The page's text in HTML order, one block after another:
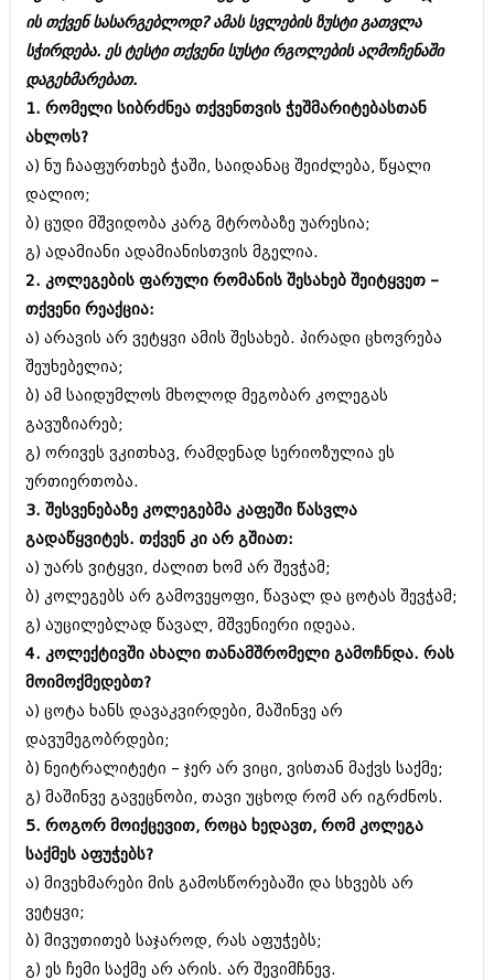
კულინარია
ავტორჩევები
ბელადები
ბიზნესსიახლეები
თემიდას სასწორი
იუმორი
კალეიდოსკოპი
ჰოროსკოპი და შეუცნობელი
კრიმინალი
რომანი და დეტექტივი
სახალისო ამბები
შოუბიზნესი
დაიჯესტი
ქალი და მამაკაცი
ისტორია
სხვადასხვა
ანონსი
არქივი
ივლისი 2018 (223)
ივნისი 2018 (244)
მაისი 2018 (211)
თებერვალი 2018 (208)
იანვარი 2018 (215)
ბიზნესსიახლეები
გვარები
თემიდას სასწორი
იუმორი
კალეიდოსკოპი
ჰოროსკოპი და შეუცნობელი
კრიმინალი
რომანი და დეტექტივი
სახალისო ამბები
შოუბიზნესი
დაიჯესტი
ქალი და მამაკაცი
ისტორია
სხვადასხვა
ანონსი
არქივი
ნოემბერი 2020 (103)
ოქტომბერი 2020 (209)
სექტემბერი 2020 (204)
ივლისი 2020 (204)
ივნისი 2020 (249)
არქივის ზომის ნახვა
ის თქვენ სასარგებლოდ? ამას სვლების ზუსტი გათვლა
სჭირდება. ეს ტესტი თქვენი სუსტი რგოლების აღმოჩენაში
დაგეხმარებათ.
1. რომელი სიბრძნეა თქვენთვის ჭეშმარიტებასთან
ახლოს?
ა) ნუ ჩააფურთხებ ჭაში, საიდანაც შეიძლება, წყალი
დალიო;
ბ) ცუდი მშვიდობა კარგ მტრობაზე უარესია;
გ) ადამიანი ადამიანისთვის მგელია.
2. კოლეგების ფარული რომანის შესახებ შეიტყვეთ –
თქვენი რეაქცია:
ა) არავის არ ვეტყვი ამის შესახებ. პირადი ცხოვრება
შეუხებელია;
ბ) ამ საიდუმლოს მხოლოდ მეგობარ კოლეგას
გავუზიარებ;
გ) ორივეს ვკითხავ, რამდენად სერიოზულია ეს
ურთიერთობა.
3. შესვენებაზე კოლეგებმა კაფეში წასვლა
გადაწყვიტეს. თქვენ კი არ გშიათ:
ა) უარს ვიტყვი, ძალით ხომ არ შევჭამ;
ბ) კოლეგებს არ გამოვეყოფი, წავალ და ცოტას შევჭამ;
გ) აუცილებლად წავალ, მშვენიერი იდეაა.
4. კოლექტივში ახალი თანამშრომელი გამოჩნდა. რას
მოიმოქმედებთ?
ა) ცოტა ხანს დავაკვირდები, მაშინვე არ
დავუმეგობრდები;
ბ) ნეიტრალიტეტი – ჯერ არ ვიცი, ვისთან მაქვს საქმე;
გ) მაშინვე გავეცნობი, თავი უცხოდ რომ არ იგრძნოს.
5. როგორ მოიქცევით, როცა ხედავთ, რომ კოლეგა
საქმეს აფუჭებს?
ა) მივეხმარები მის გამოსწორებაში და სხვებს არ
ვეტყვი;
ბ) მივუთითებ საჯაროდ, რას აფუჭებს;
გ) ეს ჩემი საქმე არ არის. არ შევიმჩნევ.